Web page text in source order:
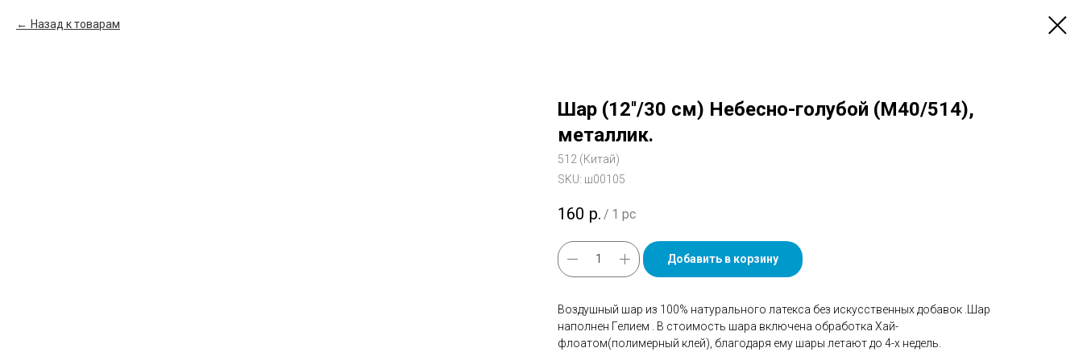
Назад к товарам
Шар (12''/30 см) Небесно-голубой (M40/514),
металлик.
512 (Китай)
SKU: ш00105
160 р. / 1 pc
Добавить в корзину
Воздушный шар из 100% натурального латекса без искусственных добавок .Шар
наполнен Гелием . В стоимость шара включена обработка Хай-
флоатом(полимерный клей), благодаря ему шары летают до 4-х недель.